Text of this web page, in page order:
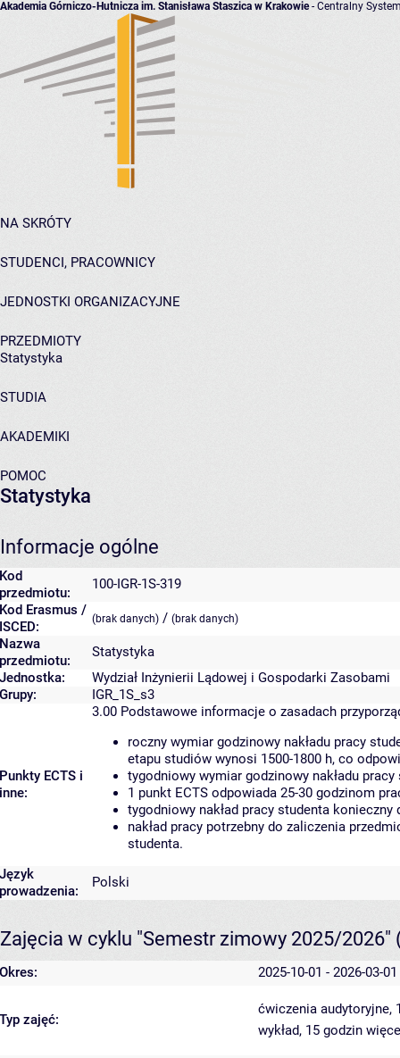
Akademia Górniczo-Hutnicza im. Stanisława Staszica w Krakowie- Centralny
NA SKRÓTY
STUDENCI, PRACOWNICY
JEDNOSTKI ORGANIZACYJNE
PRZEDMIOTY
Statystyka
STUDIA
AKADEMIKI
POMOC
Statystyka
Informacje ogólne
Kod
przedmiotu:
100-IGR-1S-319
Kod Erasmus /
ISCED:
(brak danych) / (brak danych)
Nazwa
przedmiotu:
Statystyka
Jednostka:
Wydział Inżynierii Lądowej i Gospodarki Zasobami
Grupy:
IGR_1S_s3
Punkty ECTS i
inne:
3.00 Podstawowe informacje o zasadach
roczny wymiar godzinowy nakładu pracy
etapu studiów wynosi 1500-1800 h, co
tygodniowy wymiar godzinowy nakładu
1 punkt ECTS odpowiada 25-30 godzinom
tygodniowy nakład pracy studenta
nakład pracy potrzebny do zaliczenia
studenta.
Język
prowadzenia:
Polski
Zajęcia w cyklu "Semestr zimowy 2025/2026"
Okres: 2025-10-01 - 2026-03-01
Typ zajęć:
ćwiczenia audytoryjne,
wykład, 15 godzin